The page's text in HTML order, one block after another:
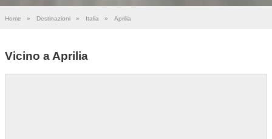
Home » Destinazioni » Italia » Aprilia
Vicino a Aprilia